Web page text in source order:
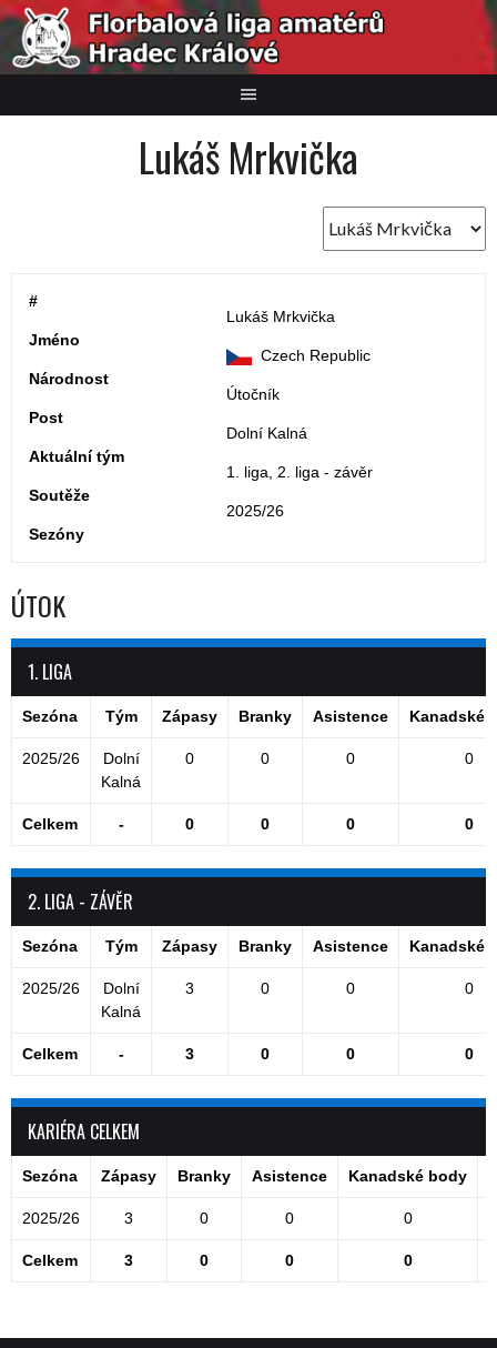
Skip
content
Lukáš Mrkvička
#
Jméno
Lukáš Mrkvička
Národnost
Czech Republic
Post
Útočník
Aktuální tým
Dolní Kalná
Soutěže
1. liga, 2. liga - závěr
Sezóny
2025/26
ÚTOK
1. LIGA
Sezóna Tým Zápasy Branky Asistence Kanadské
2025/26
Dolní
Kalná
0 0 0 0
Celkem - 0 0 0 0
2. LIGA - ZÁVĚR
Sezóna Tým Zápasy Branky Asistence Kanadské
2025/26
Dolní
Kalná
3 0 0 0
Celkem - 3 0 0 0
KARIÉRA CELKEM
Sezóna Zápasy Branky Asistence Kanadské body
2025/26 3 0 0 0
Celkem 3 0 0 0